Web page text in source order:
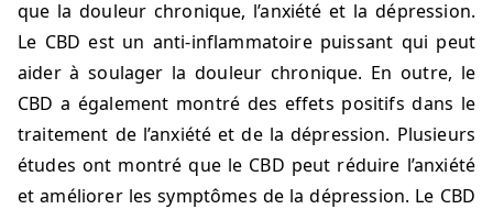
que la douleur chronique, l’anxiété et la dépression.
Le CBD est un anti-inflammatoire puissant qui peut
aider à soulager la douleur chronique. En outre, le
CBD a également montré des effets positifs dans le
traitement de l’anxiété et de la dépression. Plusieurs
études ont montré que le CBD peut réduire l’anxiété
et améliorer les symptômes de la dépression. Le CBD